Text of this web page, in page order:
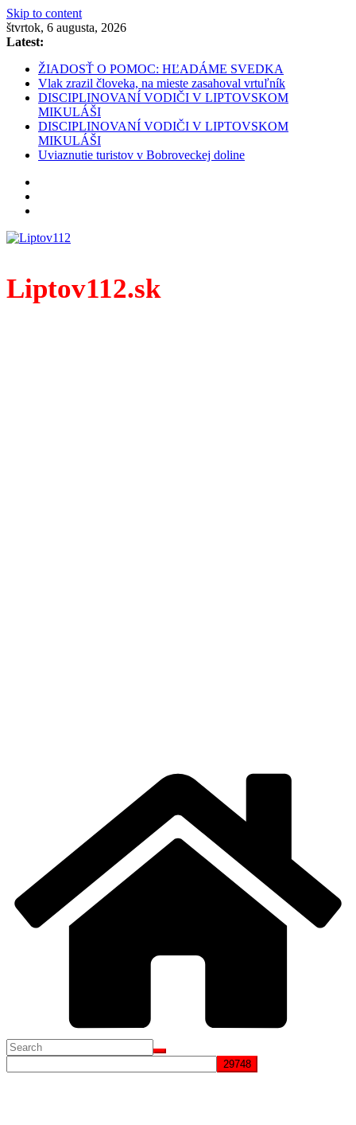
Skip to content
štvrtok, 6 augusta, 2026
Latest:
ŽIADOSŤ O POMOC: HĽADÁME SVEDKA
Vlak zrazil človeka, na mieste zasahoval vrtuľník
DISCIPLINOVANÍ VODIČI V LIPTOVSKOM
MIKULÁŠI
DISCIPLINOVANÍ VODIČI V LIPTOVSKOM
MIKULÁŠI
Uviaznutie turistov v Bobroveckej doline
Liptov112.sk